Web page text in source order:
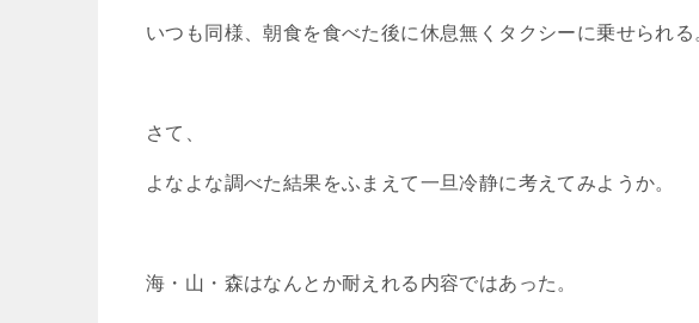
いつも同様、朝食を食べた後に休息無くタクシーに乗せられる
さて、
よなよな調べた結果をふまえて一旦冷静に考えてみようか。
海・山・森はなんとか耐えれる内容ではあった。